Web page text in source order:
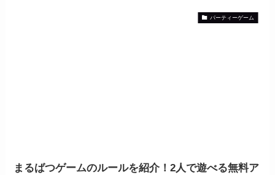
パーティーゲーム
まるばつゲームのルールを紹介！2人で遊べる無料ア